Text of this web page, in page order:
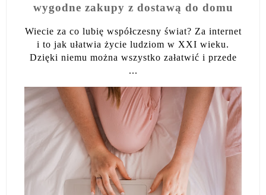
wygodne zakupy z dostawą do domu
Wiecie za co lubię współczesny świat? Za internet
i to jak ułatwia życie ludziom w XXI wieku.
Dzięki niemu można wszystko załatwić i przede
...